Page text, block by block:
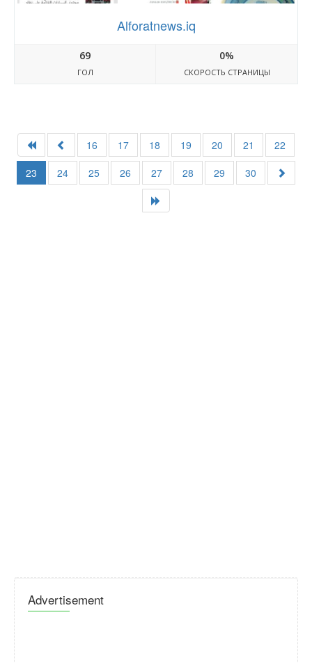
Alforatnews.iq
69
ГОЛ
0%
СКОРОСТЬ СТРАНИЦЫ
16 17 18 19 20 21
22
23
24 25 26 27 28 29 30
Advertisement